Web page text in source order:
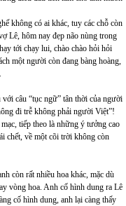
không có ai khác, tuy các chỗ còn
Lê, hôm nay đẹp não nùng trong
tới chạy lui, chào chào hỏi hỏi
một người còn đang bàng hoàng,
câu “tục ngữ” tân thời của người
đi trễ không phải người Việt”!
tiếp theo là những ý tưởng cao
chết, về một cõi trời không còn
còn rất nhiều hoa khác, mặc dù
vòng hoa. Anh cố hình dung ra Lê
cố hình dung, anh lại càng thấy